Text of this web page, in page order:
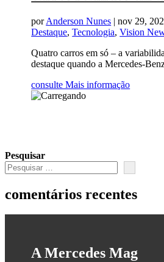
porAnderson Nunes |nov 29,
Destaque,Tecnologia,Vision
Quatro carros em só – a
destaque quando a Mercedes-
consulte Mais informação
Pesquisar
comentários recentes
A Mercedes Mag